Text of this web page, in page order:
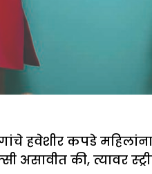
हवेशीर कपडे
असावीत की, त्यावर